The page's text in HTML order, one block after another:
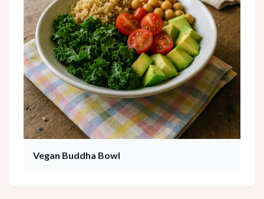
Vegan Buddha Bowl